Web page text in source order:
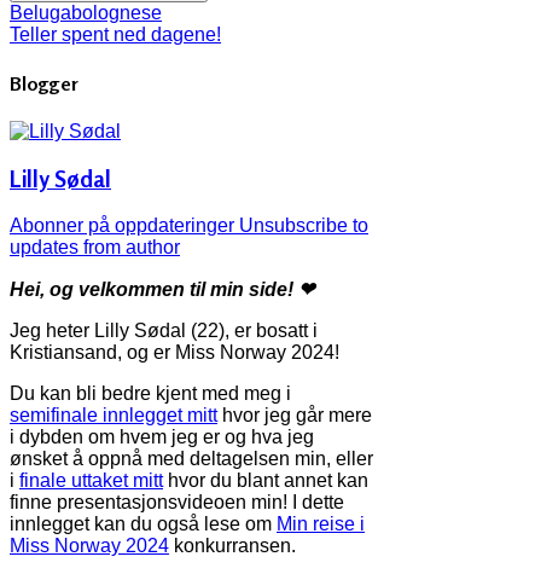
Belugabolognese
Teller spent ned dagene!
Blogger
Lilly Sødal
Abonner på oppdateringer Unsubscribe to
updates from author
Hei, og velkommen til min side! ❤
Jeg heter Lilly Sødal (22), er bosatt i
Kristiansand, og er Miss Norway 2024!
Du kan bli bedre kjent med meg i
semifinale innlegget mitthvor jeg går mere
i dybden om hvem jeg er og hva jeg
ønsket å oppnå med deltagelsen min, eller
i finale uttaket mitthvor du blant annet kan
finne presentasjonsvideoen min! I dette
innlegget kan du også lese om Min reise i
Miss Norway 2024 konkurransen.